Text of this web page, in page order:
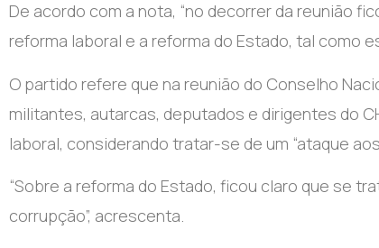
De acordo com a nota, “no decorrer da reunião
reforma laboral e a reforma do Estado, tal como
O partido refere que na reunião do Conselho
militantes, autarcas, deputados e dirigentes do
laboral, considerando tratar-se de um “ataque
“Sobre a reforma do Estado, ficou claro que se
corrupção”, acrescenta.